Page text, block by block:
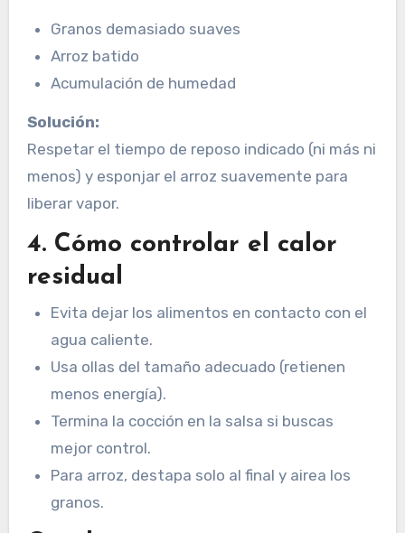
Granos demasiado suaves
Arroz batido
Acumulación de humedad
Solución:
Respetar el tiempo de reposo indicado (ni más ni
menos) y esponjar el arroz suavemente para
liberar vapor.
4. Cómo controlar el calor
residual
Evita dejar los alimentos en contacto con el
agua caliente.
Usa ollas del tamaño adecuado (retienen
menos energía).
Termina la cocción en la salsa si buscas
mejor control.
Para arroz, destapa solo al final y airea los
granos.